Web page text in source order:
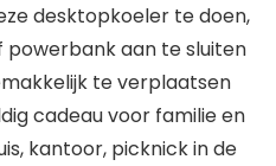
desktopkoeler te doen,
powerbank aan te sluiten
te verplaatsen
cadeau voor familie en
kantoor, picknick in de